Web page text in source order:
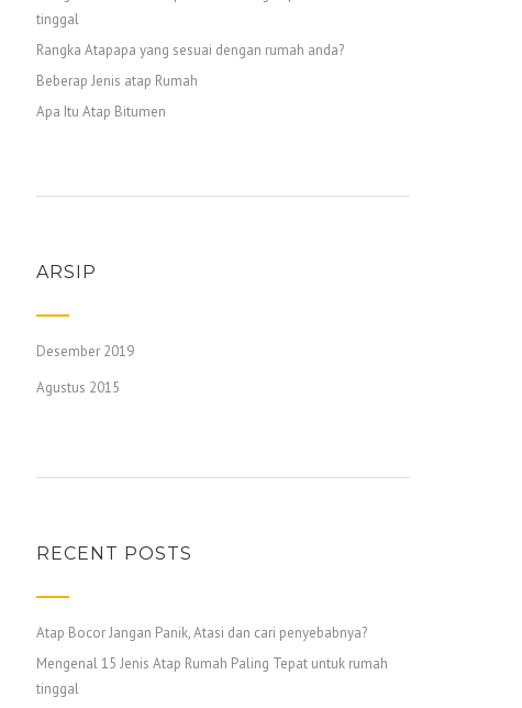
tinggal
Rangka Atapapa yang sesuai dengan rumah anda?
Beberap Jenis atap Rumah
Apa Itu Atap Bitumen
ARSIP
Desember 2019
Agustus 2015
RECENT POSTS
Atap Bocor Jangan Panik, Atasi dan cari penyebabnya?
Mengenal 15 Jenis Atap Rumah Paling Tepat untuk rumah
tinggal